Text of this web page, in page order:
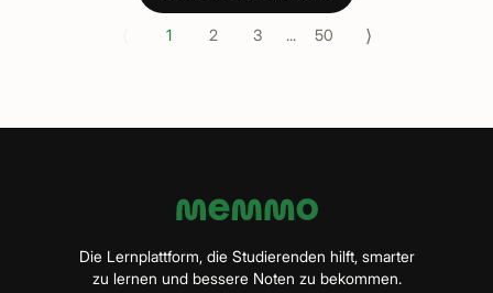
1 2 3 ... 50 ⟩
Die Lernplattform, die Studierenden hilft, smarter
zu lernen und bessere Noten zu bekommen.